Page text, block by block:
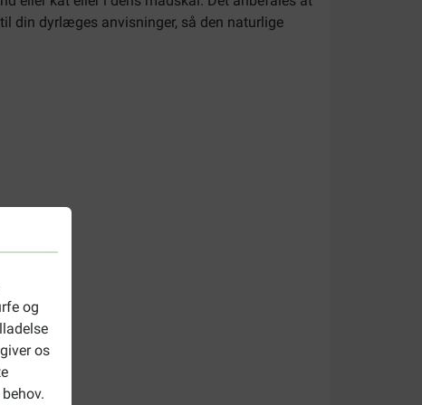
og
os
din dyrlæges anvisninger, så den naturlige